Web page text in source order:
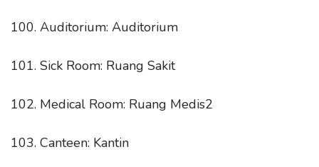
100. Auditorium: Auditorium
101. Sick Room: Ruang Sakit
102. Medical Room: Ruang Medis2
103. Canteen: Kantin